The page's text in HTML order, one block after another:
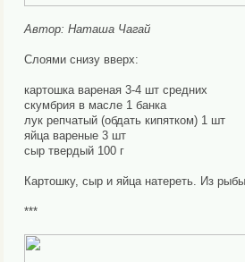
Автор: Наташа Чагай
Слоями снизу вверх:
картошка вареная 3-4 шт средних
скумбрия в масле 1 банка
лук репчатый (обдать кипятком) 1 шт
яйца вареные 3 шт
сыр твердый 100 г
Картошку, сыр и яйца натереть. Из
***